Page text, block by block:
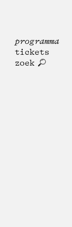
programma
tickets
zoek